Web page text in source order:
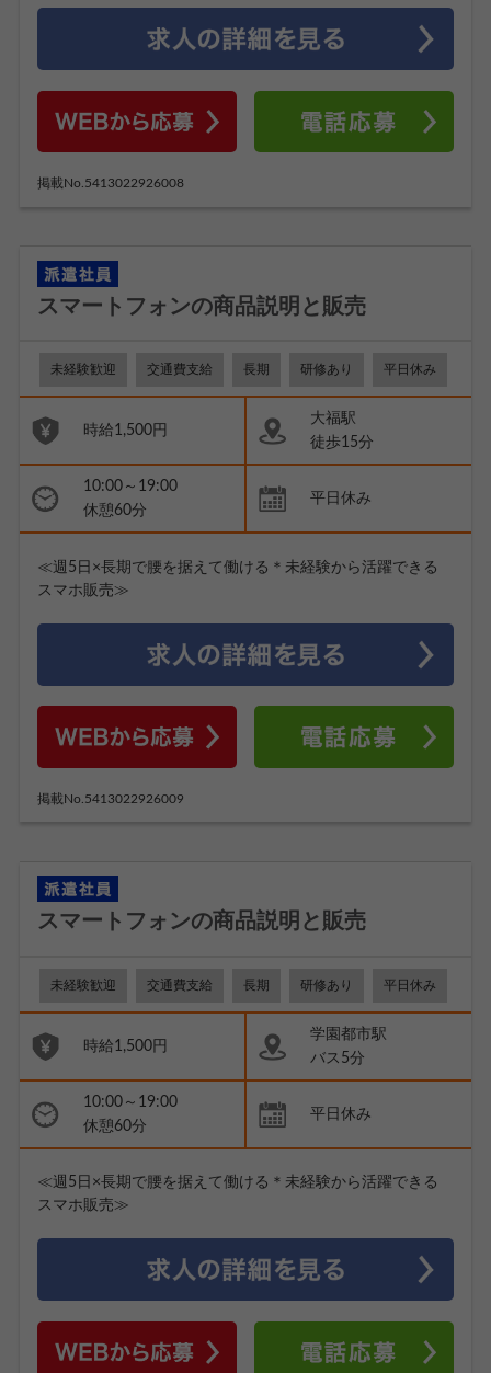
掲載No.5413022926008
スマートフォンの商品説明と販売
未経験歓迎 交通費支給 長期 研修あり 平日休み
時給1,500円
大福駅
徒歩15分
10:00～19:00
休憩60分
平日休み
≪週5日×長期で腰を据えて働ける＊未経験から活躍できる
スマホ販売≫
掲載No.5413022926009
スマートフォンの商品説明と販売
未経験歓迎 交通費支給 長期 研修あり 平日休み
時給1,500円
学園都市駅
バス5分
10:00～19:00
休憩60分
平日休み
≪週5日×長期で腰を据えて働ける＊未経験から活躍できる
スマホ販売≫